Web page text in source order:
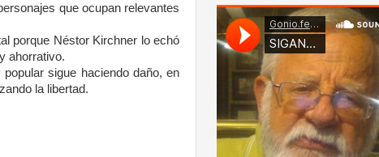
que ocupan relevantes
porque Néstor Kirchner lo echó
ahorrativo.
sigue haciendo daño, en
la libertad.